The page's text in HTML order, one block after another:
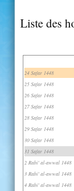
Liste des
24 Safar 1448
25 Safar 1448
26 Safar 1448
27 Safar 1448
28 Safar 1448
29 Safar 1448
30 Safar 1448
31 Safar 1448
2 Rabi' al-awwal 1448
3 Rabi' al-awwal 1448
4 Rabi' al-awwal 1448